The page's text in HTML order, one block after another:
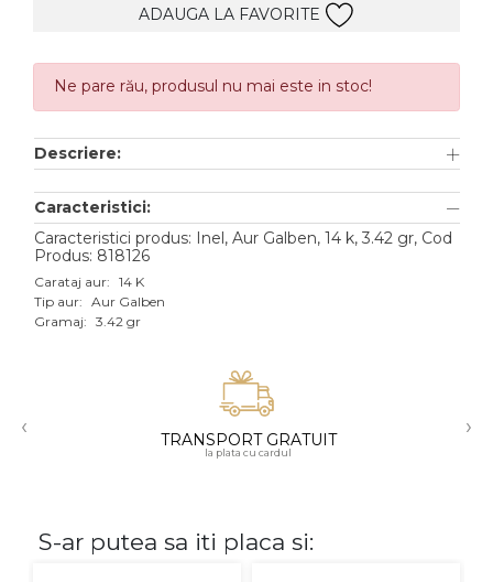
Accesorii
TIP METAL
Aur galben
Aur alb
Aur roz
Aur mixt
18K
ADAUGA LA FAVORITE
Ne pare rău, produsul nu mai este in stoc!
Descriere:
Caracteristici:
Caracteristici produs: Inel, Aur Galben, 14 k, 3.42 gr, Cod
Produs: 818126
Carataj aur: 14 K
Tip aur: Aur Galben
Gramaj: 3.42 gr
‹ TRANSPORT GRATUIT
la plata cu cardul
›
S-ar putea sa iti placa si: